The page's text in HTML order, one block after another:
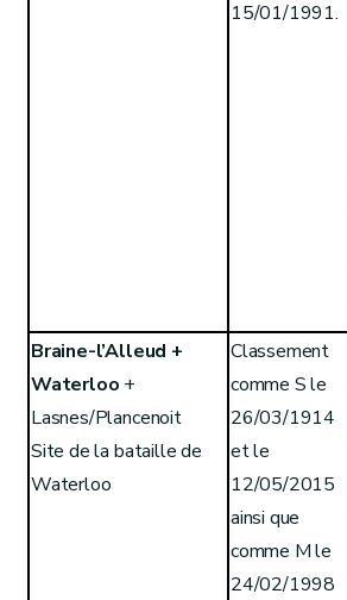
15/01/1991.
Braine-l’Alleud +
Waterloo +
Lasnes/Plancenoit
Site de la bataille de
Waterloo
Classement
comme S le
26/03/1914
et le
12/05/2015
ainsi que
comme M le
24/02/1998